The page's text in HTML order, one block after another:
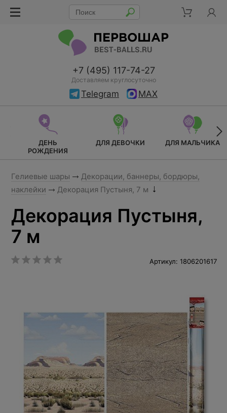
+7 (495) 117-74-27
Доставляем круглосуточно
Telegram MAX
ДЕНЬ
РОЖДЕНИЯ
ДЛЯ ДЕВОЧКИ ДЛЯ МАЛЬЧИКА
Гелиевые шары
Декорации, баннеры, бордюры,
наклейки
Декорация Пустыня, 7 м
Декорация Пустыня,
7 м
Артикул: 1806201617